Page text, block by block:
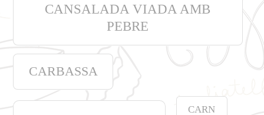
CANSALADA VIADA AMB
PEBRE
CARBASSA
CARN